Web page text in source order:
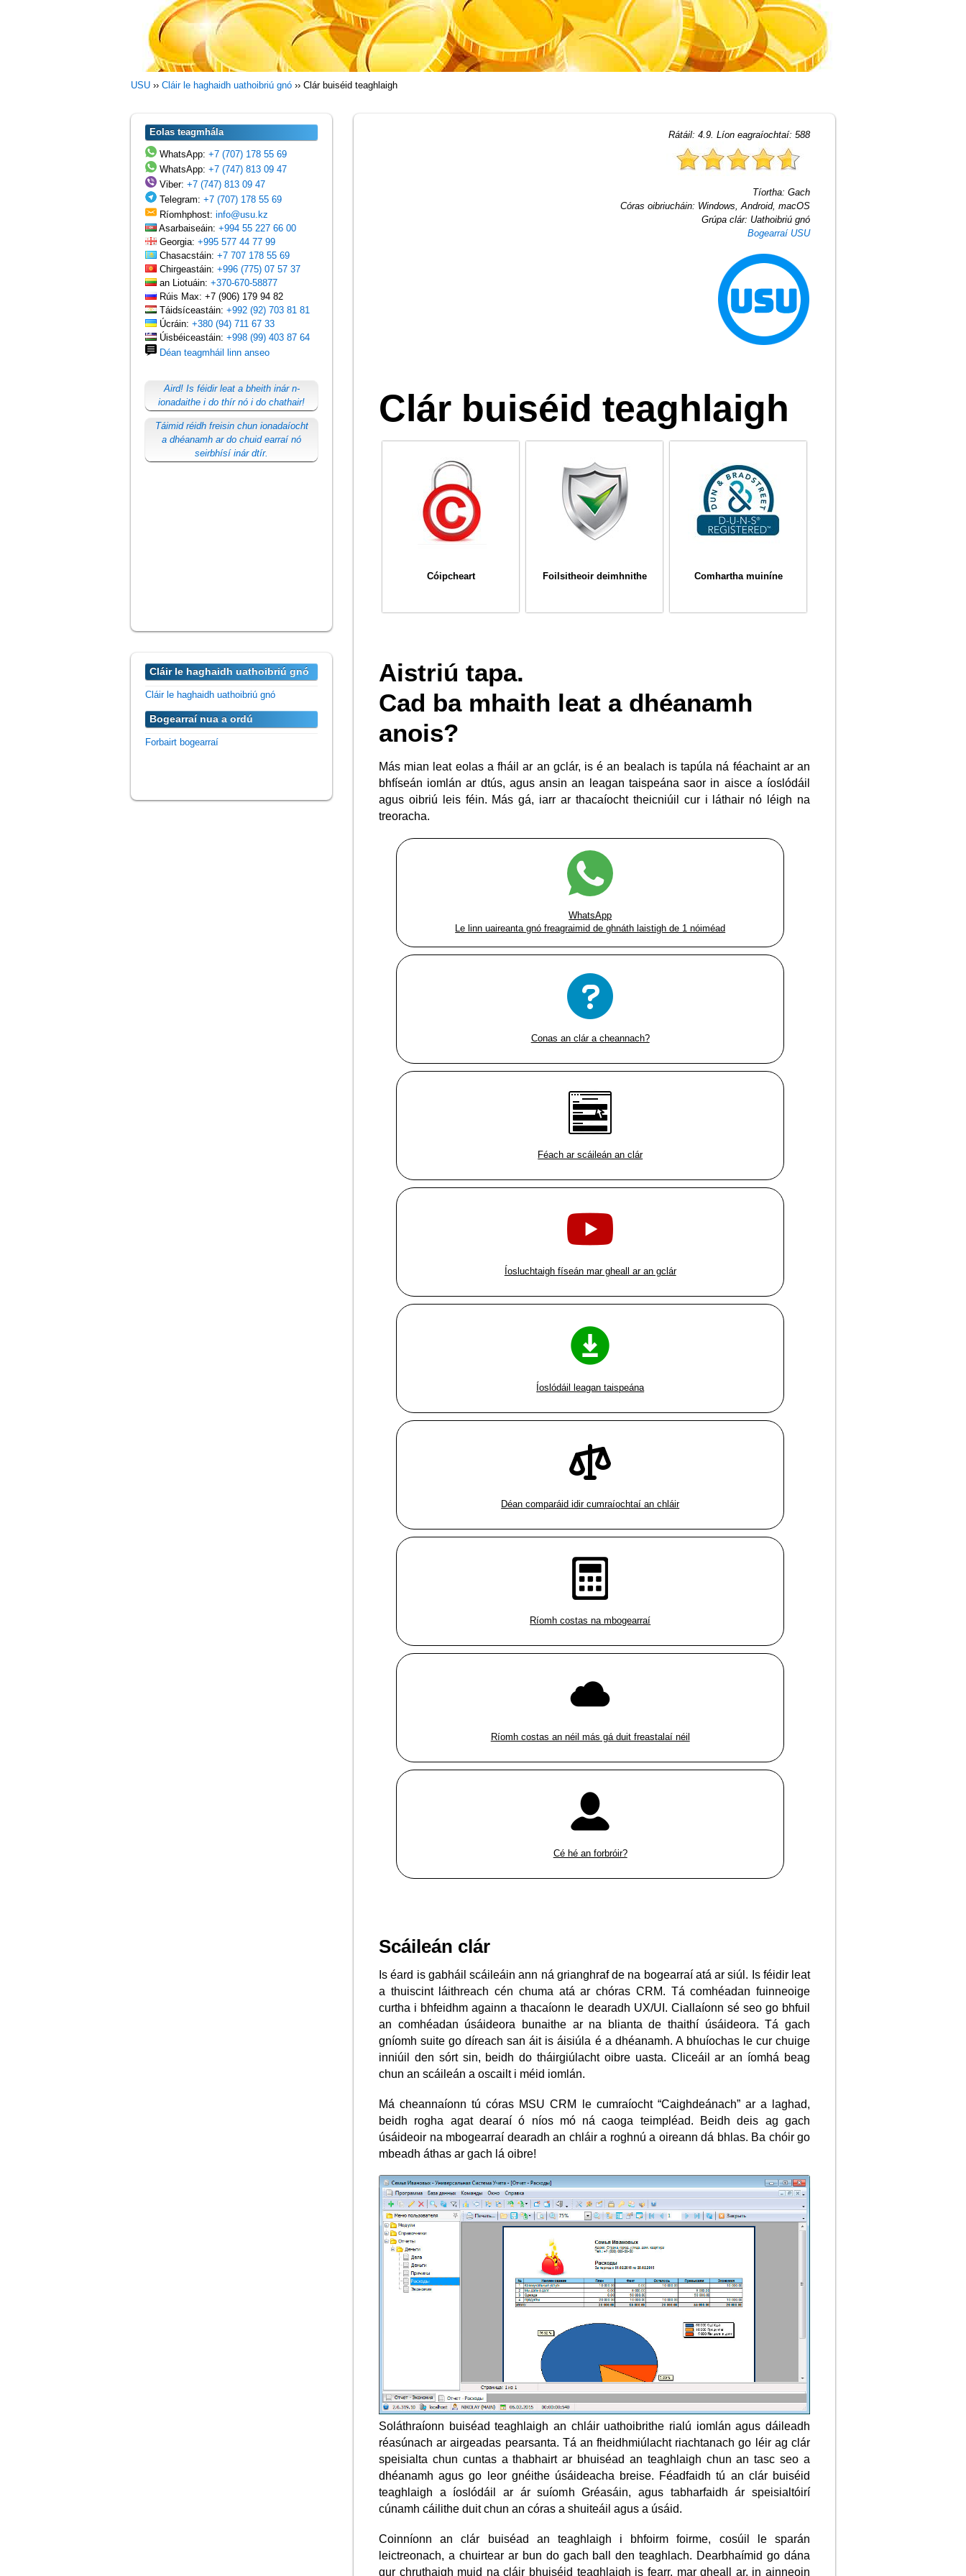
USU ›› Cláir le haghaidh uathoibriú gnó ›› Clár buiséid teaghlaigh
Rátáil: 4.9. Líon eagraíochtaí: 588
Tíortha: Gach
Córas oibriucháin: Windows, Android, macOS
Grúpa clár: Uathoibriú gnó
Bogearraí USU
Clár buiséid teaghlaigh
Cóipcheart Foilsitheoir deimhnithe Comhartha muiníne
Aistriú tapa.
Cad ba mhaith leat a dhéanamh
anois?
Más mian leat eolas a fháil ar an gclár, is é an bealach is tapúla ná féachaint ar an
bhfíseán iomlán ar dtús, agus ansin an leagan taispeána saor in aisce a íoslódáil
agus oibriú leis féin. Más gá, iarr ar thacaíocht theicniúil cur i láthair nó léigh na
treoracha.
WhatsApp
Le linn uaireanta gnó freagraimid de ghnáth laistigh de 1 nóiméad
Conas an clár a cheannach?
Féach ar scáileán an clár
Íosluchtaigh físeán mar gheall ar an gclár
Íoslódáil leagan taispeána
Déan comparáid idir cumraíochtaí an chláir
Ríomh costas na mbogearraí
Ríomh costas an néil más gá duit freastalaí néil
Cé hé an forbróir?
Scáileán clár
Is éard is gabháil scáileáin ann ná grianghraf de na bogearraí atá ar siúl. Is féidir leat
a thuiscint láithreach cén chuma atá ar chóras CRM. Tá comhéadan fuinneoige
curtha i bhfeidhm againn a thacaíonn le dearadh UX/UI. Ciallaíonn sé seo go bhfuil
an comhéadan úsáideora bunaithe ar na blianta de thaithí úsáideora. Tá gach
gníomh suite go díreach san áit is áisiúla é a dhéanamh. A bhuíochas le cur chuige
inniúil den sórt sin, beidh do tháirgiúlacht oibre uasta. Cliceáil ar an íomhá beag
chun an scáileán a oscailt i méid iomlán.
Má cheannaíonn tú córas MSU CRM le cumraíocht “Caighdeánach” ar a laghad,
beidh rogha agat dearaí ó níos mó ná caoga teimpléad. Beidh deis ag gach
úsáideoir na mbogearraí dearadh an chláir a roghnú a oireann dá bhlas. Ba chóir go
mbeadh áthas ar gach lá oibre!
Soláthraíonn buiséad teaghlaigh an chláir uathoibrithe rialú iomlán agus dáileadh
réasúnach ar airgeadas pearsanta. Tá an fheidhmiúlacht riachtanach go léir ag clár
speisialta chun cuntas a thabhairt ar bhuiséad an teaghlaigh chun an tasc seo a
dhéanamh agus go leor gnéithe úsáideacha breise. Féadfaidh tú an clár buiséid
teaghlaigh a íoslódáil ar ár suíomh Gréasáin, agus tabharfaidh ár speisialtóirí
cúnamh cáilithe duit chun an córas a shuiteáil agus a úsáid.
Coinníonn an clár buiséad an teaghlaigh i bhfoirm foirme, cosúil le sparán
leictreonach, a chuirtear ar bun do gach ball den teaghlach. Dearbhaímid go dána
gur chruthaigh muid na cláir bhuiséid teaghlaigh is fearr, mar gheall ar, in ainneoin
Eolas teagmhála
WhatsApp: +7 (707) 178 55 69
WhatsApp: +7 (747) 813 09 47
Viber: +7 (747) 813 09 47
Telegram: +7 (707) 178 55 69
Ríomhphost: info@usu.kz
Asarbaiseáin: +994 55 227 66 00
Georgia: +995 577 44 77 99
Chasacstáin: +7 707 178 55 69
Chirgeastáin: +996 (775) 07 57 37
an Liotuáin: +370-670-58877
Rúis Max: +7 (906) 179 94 82
Táidsíceastáin: +992 (92) 703 81 81
Úcráin: +380 (94) 711 67 33
Úisbéiceastáin: +998 (99) 403 87 64
Déan teagmháil linn anseo
Aird! Is féidir leat a bheith inár n-
ionadaithe i do thír nó i do chathair!
Táimid réidh freisin chun ionadaíocht
a dhéanamh ar do chuid earraí nó
seirbhísí inár dtír.
Cláir le haghaidh uathoibriú gnó
Cláir le haghaidh uathoibriú gnó
Bogearraí nua a ordú
Forbairt bogearraí